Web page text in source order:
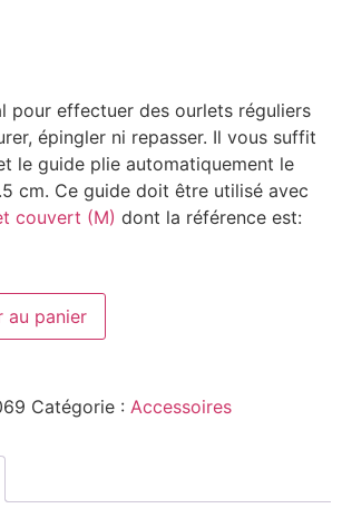
pour effectuer des ourlets réguliers
épingler ni repasser. Il vous suffit
le guide plie automatiquement le
cm. Ce guide doit être utilisé avec
couvert (M) dont la référence est:
au panier
Catégorie : Accessoires